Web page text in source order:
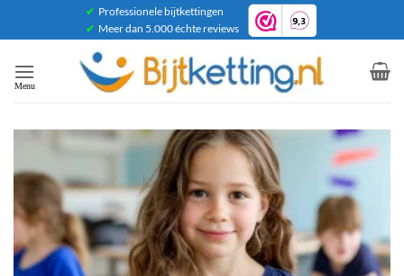
✔ Professionele bijtkettingen
✔ Meer dan 5.000 échte reviews